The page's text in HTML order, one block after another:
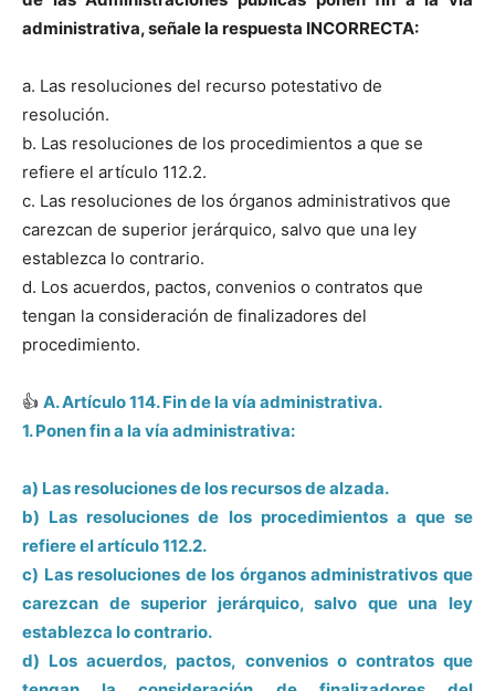
administrativa, señale la respuesta INCORRECTA:
a. Las resoluciones del recurso potestativo de
resolución.
b. Las resoluciones de los procedimientos a que se
refiere el artículo 112.2.
c. Las resoluciones de los órganos administrativos que
carezcan de superior jerárquico, salvo que una ley
establezca lo contrario.
d. Los acuerdos, pactos, convenios o contratos que
tengan la consideración de finalizadores del
procedimiento.
👍 A.Artículo 114. Fin de la vía administrativa.
1. Ponen fin a la vía administrativa:
a) Las resoluciones de los recursos de alzada.
b) Las resoluciones de los procedimientos a que se
refiere el artículo 112.2.
c) Las resoluciones de los órganos administrativos que
carezcan de superior jerárquico, salvo que una ley
establezca lo contrario.
d) Los acuerdos, pactos, convenios o contratos que